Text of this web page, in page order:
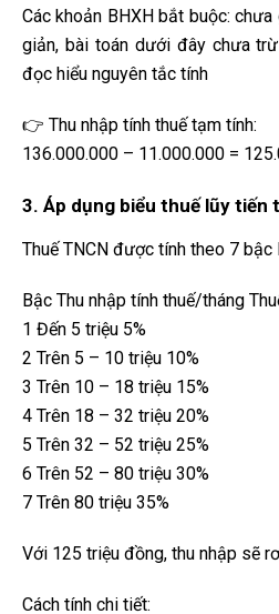
Các khoản BHXH bắt buộc:
giản, bài toán dưới đây chưa
đọc hiểu nguyên tắc tính
👉 Thu nhập tính thuế tạm tính:
136.000.000 – 11.000.000 =
3. Áp dụng biểu thuế lũy tiến
Thuế TNCN được tính theo 7 bậc
Bậc Thu nhập tính thuế/tháng
1 Đến 5 triệu 5%
2 Trên 5 – 10 triệu 10%
3 Trên 10 – 18 triệu 15%
4 Trên 18 – 32 triệu 20%
5 Trên 32 – 52 triệu 25%
6 Trên 52 – 80 triệu 30%
7 Trên 80 triệu 35%
Với 125 triệu đồng, thu nhập sẽ
Cách tính chi tiết: